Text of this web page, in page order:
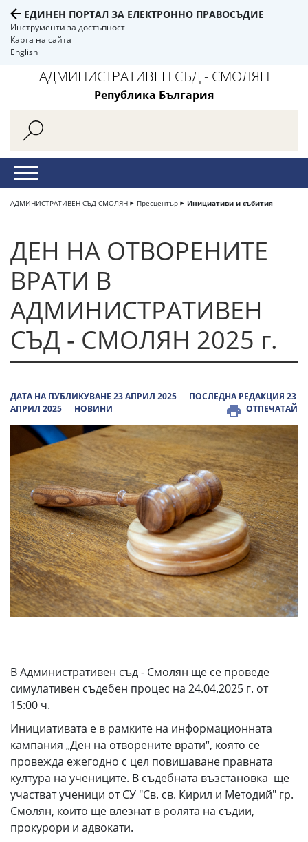
ЕДИНЕН ПОРТАЛ ЗА ЕЛЕКТРОННО ПРАВОСЪДИЕ
Инструменти за достъпност
Карта на сайта
English
АДМИНИСТРАТИВЕН СЪД - СМОЛЯН
Република България
АДМИНИСТРАТИВЕН СЪД СМОЛЯН Пресцентър Инициативи и събития
ДЕН НА ОТВОРЕНИТЕ
ВРАТИ В
АДМИНИСТРАТИВЕН
СЪД - СМОЛЯН 2025 г.
ДАТА НА ПУБЛИКУВАНЕ 23 АПРИЛ 2025
ПОСЛЕДНА РЕДАКЦИЯ 23
АПРИЛ 2025
НОВИНИ ОТПЕЧАТАЙ
В Административен съд - Смолян ще се проведе
симулативен съдебен процес на 24.04.2025 г. от
15:00 ч.
Инициативата е в рамките на информационната
кампания „Ден на отворените врати“, която се
провежда ежегодно с цел повишаване правната
култура на учениците. В съдебната възстановка ще
участват ученици от СУ "Св. св. Кирил и Методий" гр.
Смолян, които ще влезнат в ролята на съдии,
прокурори и адвокати.